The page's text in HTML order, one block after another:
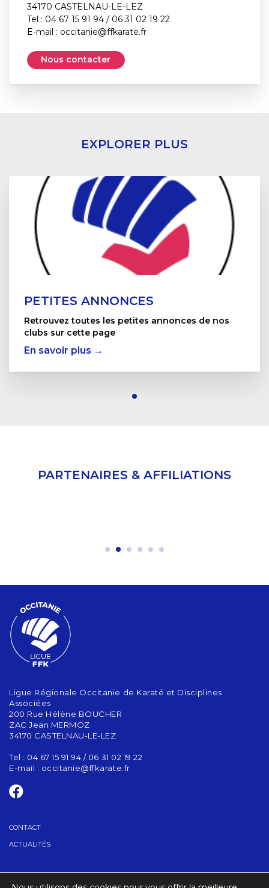
34170 CASTELNAU-LE-LEZ
Tel : 04 67 15 91 94 / 06 31 02 19 22
E-mail : occitanie@ffkarate.fr
Nous contacter
EXPLORER PLUS
PETITES ANNONCES
Retrouvez toutes les petites annonces de nos
clubs sur cette page
En savoir plus →
PARTENAIRES & AFFILIATIONS
Ligue Régionale Occitanie de Karaté et Disciplines
Associées
200 Rue Hélène BOUCHER
ZAC Jean MERMOZ
34170 CASTELNAU-LE-LEZ
Tel : 04 67 15 91 94 / 06 31 02 19 22
E-mail : occitanie@ffkarate.fr
CONTACT
ACTUALITÉS